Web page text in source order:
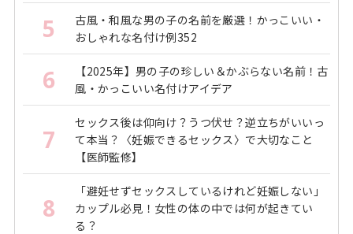
5
古風・和風な男の子の名前を厳選！かっこいい・
おしゃれな名付け例352
6
【2025年】男の子の珍しい＆かぶらない名前！古
風・かっこいい名付けアイデア
7
セックス後は仰向け？うつ伏せ？逆立ちがいいっ
て本当？〈妊娠できるセックス〉で大切なこと
【医師監修】
8
「避妊せずセックスしているけれど妊娠しない」
カップル必見！女性の体の中では何が起きてい
る？